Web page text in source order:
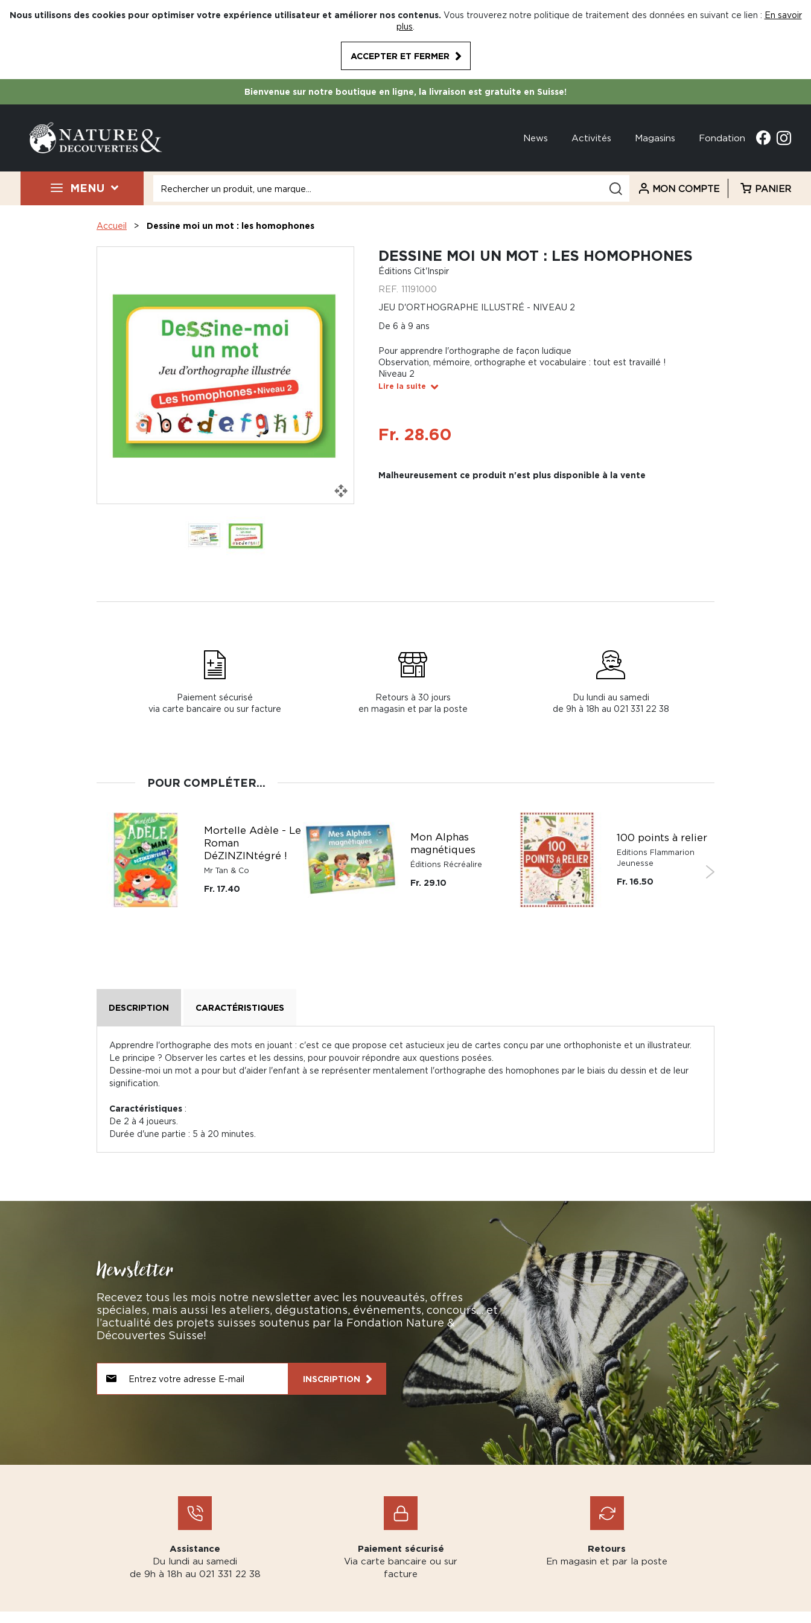
Nous utilisons des cookies pour optimiser votre expérience utilisateur et améliorer nos contenus. Vous trouverez notre politique de traitement des données en suivant ce lien : En savoir
plus
ACCEPTER ET FERMER
Bienvenue sur notre boutique en ligne, la livraison est gratuite en Suisse!
News Activités Magasins Fondation
MENU MON COMPTE PANIER
Accueil Dessine moi un mot : les homophones
DESSINE MOI UN MOT : LES HOMOPHONES
Éditions Cit'Inspir
REF. 11191000
JEU D'ORTHOGRAPHE ILLUSTRÉ - NIVEAU 2
De 6 à 9 ans
Pour apprendre l'orthographe de façon ludique
Observation, mémoire, orthographe et vocabulaire : tout est travaillé !
Niveau 2
Lire la suite
Fr. 28.60
Malheureusement ce produit n'est plus disponible à la vente
Paiement sécurisé
via carte bancaire ou sur facture
Retours à 30 jours
en magasin et par la poste
Du lundi au samedi
de 9h à 18h au 021 331 22 38
POUR COMPLÉTER...
Mortelle Adèle - Le
Roman
DéZINZINtégré !
Mr Tan & Co
Fr. 17.40
Mon Alphas
magnétiques
Éditions Récréalire
Fr. 29.10
100 points à relier
Editions Flammarion
Jeunesse
Fr. 16.50
DESCRIPTION CARACTÉRISTIQUES
Apprendre l'orthographe des mots en jouant : c'est ce que propose cet astucieux jeu de cartes conçu par une orthophoniste et un illustrateur.
Le principe ? Observer les cartes et les dessins, pour pouvoir répondre aux questions posées.
Dessine-moi un mot a pour but d'aider l'enfant à se représenter mentalement l'orthographe des homophones par le biais du dessin et de leur
signification.
Caractéristiques :
De 2 à 4 joueurs.
Durée d'une partie : 5 à 20 minutes.
Newsletter
Recevez tous les mois notre newsletter avec les nouveautés, offres
spéciales, mais aussi les ateliers, dégustations, événements, concours… et
l’actualité des projets suisses soutenus par la Fondation Nature &
Découvertes Suisse!
INSCRIPTION
Assistance
Du lundi au samedi
de 9h à 18h au 021 331 22 38
Paiement sécurisé
Via carte bancaire ou sur
facture
Retours
En magasin et par la poste